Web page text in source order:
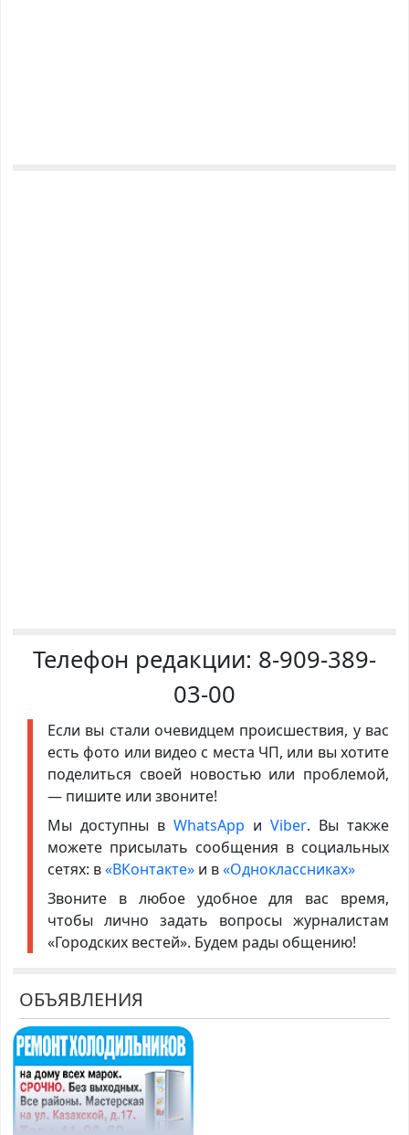
Телефон редакции: 8-909-389-
03-00
Если вы стали очевидцем происшествия, у вас
есть фото или видео с места ЧП, или вы хотите
поделиться своей новостью или проблемой,
— пишите или звоните!
Мы доступны в WhatsApp иViber. Вы также
можете присылать сообщения в социальных
сетях: в«ВКонтакте»и в«Одноклассниках»
Звоните в любое удобное для вас время,
чтобы лично задать вопросы журналистам
«Городских вестей». Будем рады общению!
ОБЪЯВЛЕНИЯ